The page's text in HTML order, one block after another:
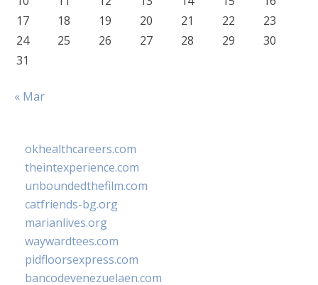
17
18 19 20 21 22
23
24
25 26 27 28 29
30
31
« Mar
okhealthcareers.com
theintexperience.com
unboundedthefilm.com
catfriends-bg.org
marianlives.org
waywardtees.com
pidfloorsexpress.com
bancodevenezuelaen.com